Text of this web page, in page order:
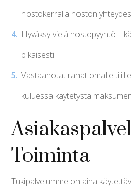
nostokerralla noston
Hyväksy vielä nostopyyntö –
pikaisesti
Vastaanotat rahat omalle
kuluessa käytetystä
Toiminta
Tukipalvelumme on aina